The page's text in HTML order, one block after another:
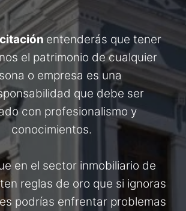
entenderás que tener
el patrimonio de cualquier
o empresa es una
que debe ser
con profesionalismo y
conocimientos.
en el sector inmobiliario de
reglas de oro que si ignoras
podrías enfrentar problemas